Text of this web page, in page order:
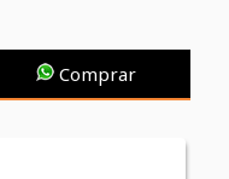
Comprar